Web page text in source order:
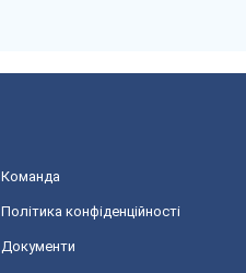
Команда
Політика конфіденційності
Документи